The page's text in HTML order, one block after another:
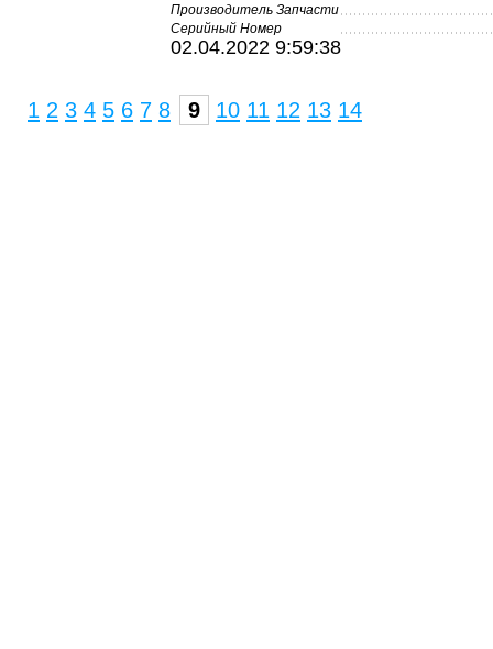
Производитель Запчасти
Серийный Номер
02.04.2022 9:59:38
1 2 3 4 5 6 7 8 9 10 11 12 13 14